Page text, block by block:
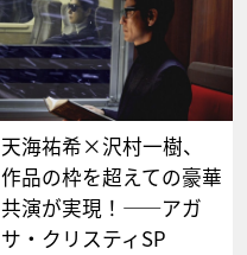
天海祐希×沢村一樹、
作品の枠を超えての豪華
共演が実現！――アガ
サ・クリスティSP